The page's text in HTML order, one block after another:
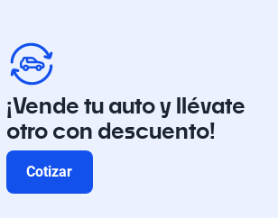
¡Vende tu auto y llévate
otro con descuento!
Cotizar